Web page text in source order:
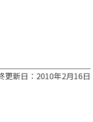
更新日：2010年2月16日